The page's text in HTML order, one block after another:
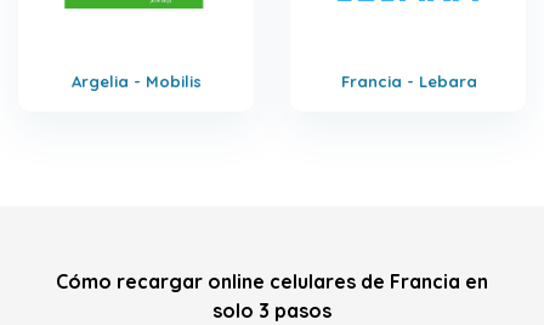
Argelia - Mobilis Francia - Lebara
Cómo recargar online celulares de Francia en
solo 3 pasos